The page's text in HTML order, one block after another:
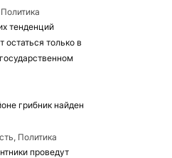
тенденций
только в
грибник найден
Политика
проведут